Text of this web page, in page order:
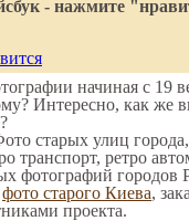
- нажмите
начиная с 19
Интересно, как
старых улиц
транспорт, ретро
фотографий городов
фото старого Киева,
проекта.